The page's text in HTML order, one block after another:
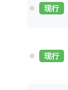
现行
现行